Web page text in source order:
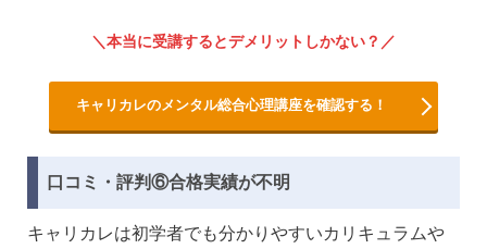
本当に受講するとデメリットしかない？
キャリカレのメンタル総合心理講座を確認する！
口コミ・評判⑥合格実績が不明
キャリカレは初学者でも分かりやすいカリキュラムや